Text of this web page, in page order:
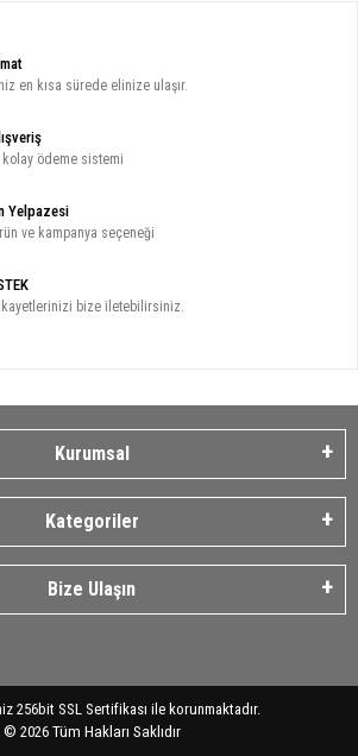
en kısa sürede elinize ulaşır.
kolay ödeme sistemi
Yelpazesi
ve kampanya seçeneği
bize iletebilirsiniz.
Kurumsal
Kategoriler
Bize Ulaşın
256bit SSL Sertifikası ile korunmaktadır.
© 2026 Tüm Hakları Saklıdır